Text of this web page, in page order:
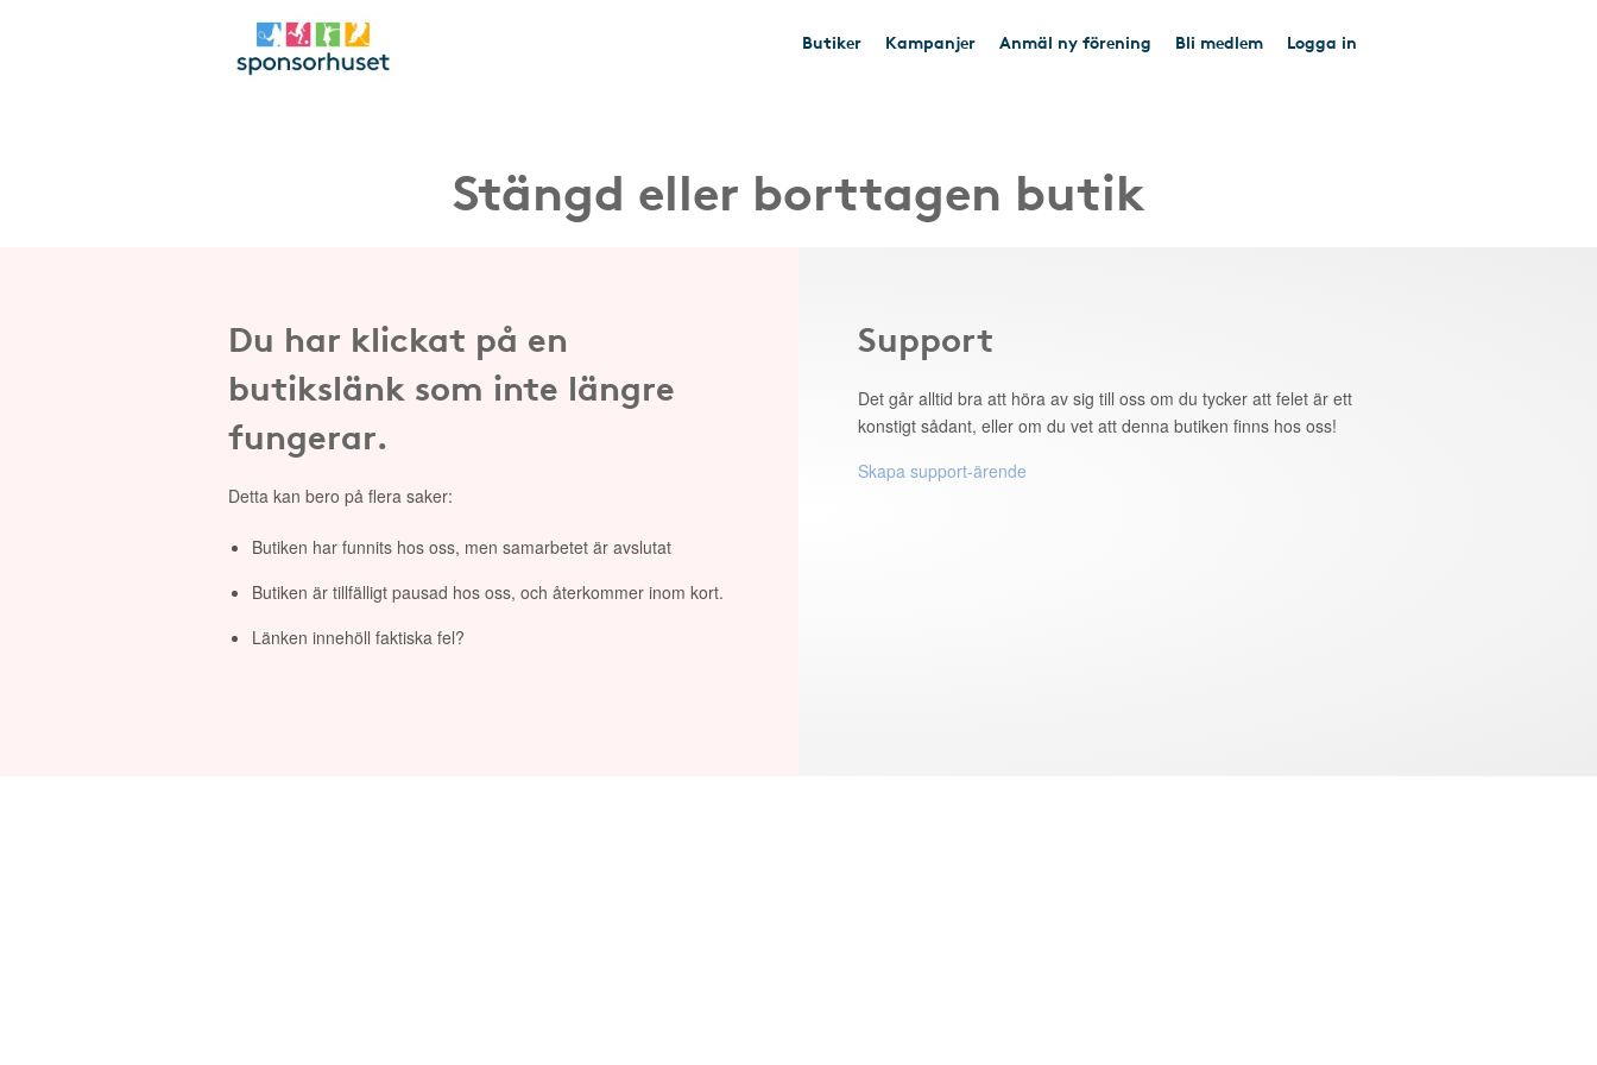
Butiker Kampanjer Anmäl ny förening Bli medlem Logga in
Stängd eller borttagen butik
Du har klickat på en
butikslänk som inte längre
fungerar.
Detta kan bero på flera saker:
Butiken har funnits hos oss, men samarbetet är avslutat
Butiken är tillfälligt pausad hos oss, och återkommer inom kort.
Länken innehöll faktiska fel?
Support
Det går alltid bra att höra av sig till oss om du tycker att felet är ett
konstigt sådant, eller om du vet att denna butiken finns hos oss!
Skapa support-ärende